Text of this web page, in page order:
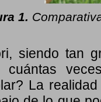
1.
siendo tan
cuántas
La